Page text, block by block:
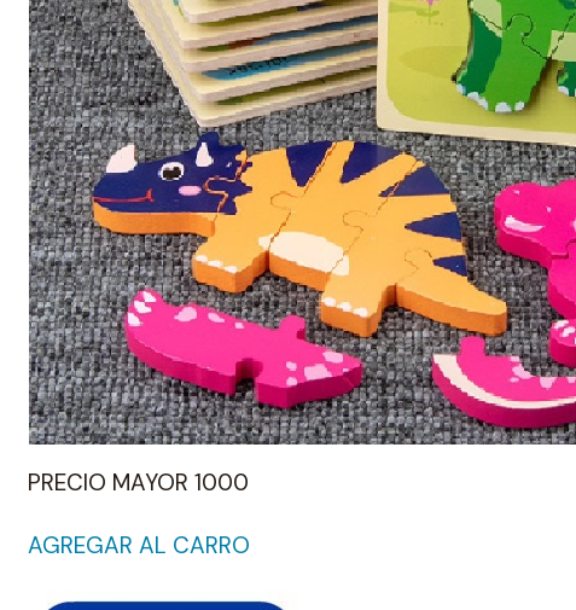
PRECIO MAYOR 1000
AGREGAR AL CARRO